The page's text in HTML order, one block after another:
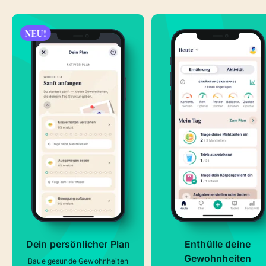
NEU!
Dein persönlicher Plan
Baue gesunde Gewohnheiten
Enthülle deine
Gewohnheiten